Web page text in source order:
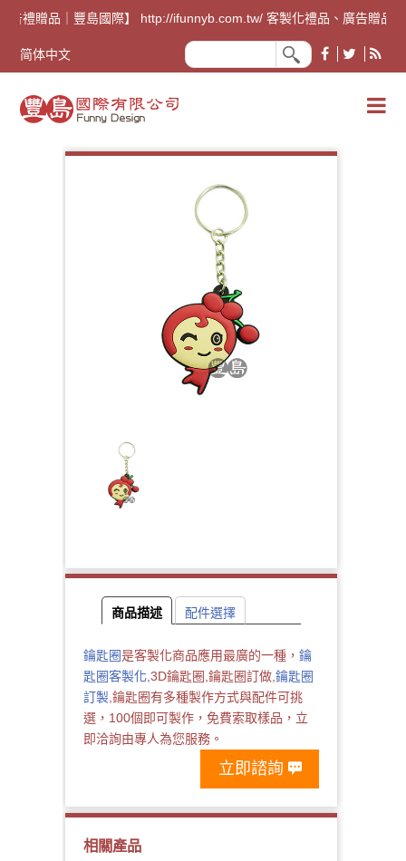
告禮贈品｜豐島國際】 http://ifunnyb.com.tw/ 客製化禮品、廣告贈品
简体中文
商品描述 配件選擇
鑰匙圈是客製化商品應用最廣的一種，鑰
匙圈客製化,3D鑰匙圈,鑰匙圈訂做,鑰匙圈
訂製,鑰匙圈有多種製作方式與配件可挑
選，100個即可製作，免費索取樣品，立
即洽詢由專人為您服務。
立即諮詢
相關產品